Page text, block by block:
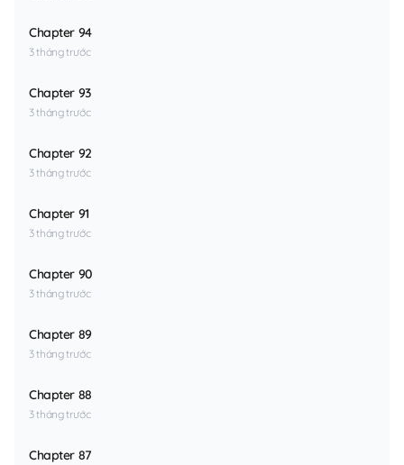
Chapter 94
3 tháng trước
Chapter 93
3 tháng trước
Chapter 92
3 tháng trước
Chapter 91
3 tháng trước
Chapter 90
3 tháng trước
Chapter 89
3 tháng trước
Chapter 88
3 tháng trước
Chapter 87